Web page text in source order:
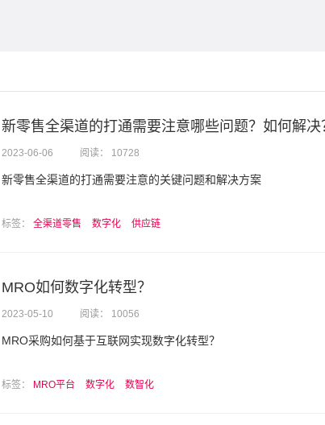
新零售全渠道的打通需要注意哪些问题？如何解决
2023-06-06 阅读： 10728
新零售全渠道的打通需要注意的关键问题和解决方案
标签： 全渠道零售 数字化 供应链
MRO如何数字化转型？
2023-05-10 阅读： 10056
MRO采购如何基于互联网实现数字化转型？
标签： MRO平台 数字化 数智化